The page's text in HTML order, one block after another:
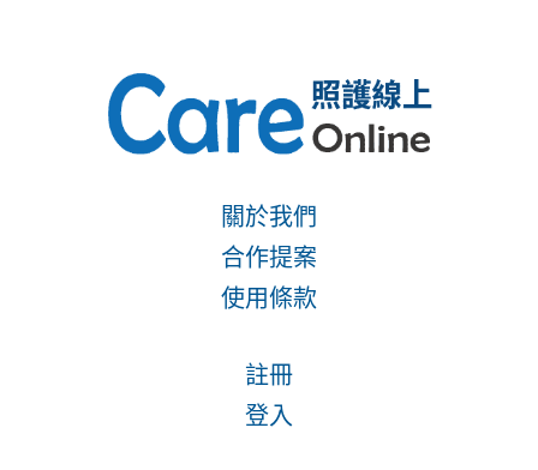
關於我們
合作提案
使用條款
註冊
登入